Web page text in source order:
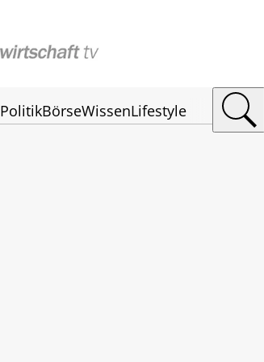
PolitikBörseWissenLifestyle